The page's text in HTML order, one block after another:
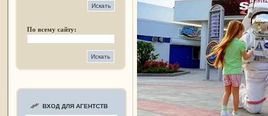
По всему сайту:
ВХОД ДЛЯ АГЕНТСТВ